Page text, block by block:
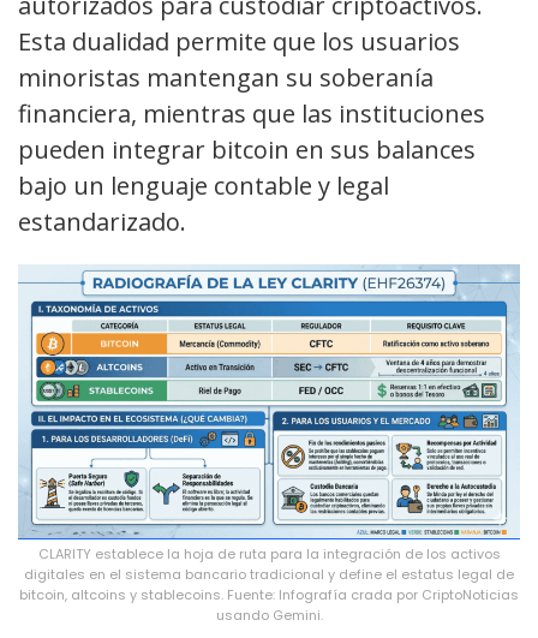
Esta dualidad permite que los usuarios
minoristas mantengan su soberanía
financiera, mientras que las instituciones
pueden integrar bitcoin en sus balances
bajo un lenguaje contable y legal
estandarizado.
CLARITY establece la hoja de ruta para la integración de los activos
digitales en el sistema bancario tradicional y define el estatus legal de
bitcoin, altcoins y stablecoins. Fuente: Infografía crada por CriptoNoticias
usando Gemini.